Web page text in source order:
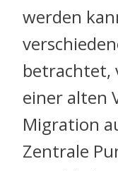
werden
betrachtet,
einer alten
Migration
Zentrale